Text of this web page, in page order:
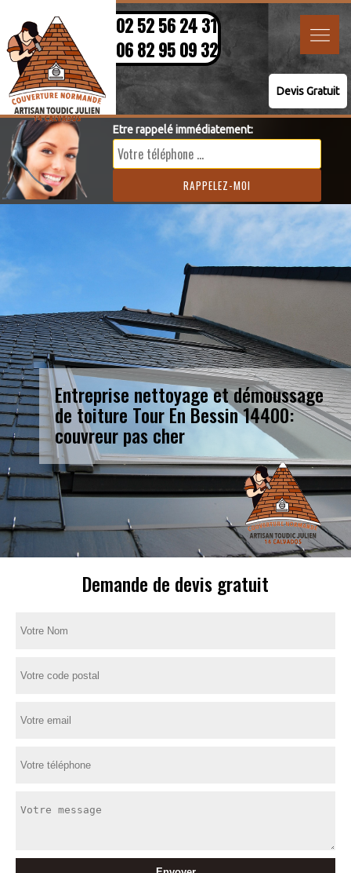
02 52 56 24 31
06 82 95 09 32
Devis Gratuit
Etre rappelé immédiatement:
Entreprise nettoyage et démoussage
de toiture Tour En Bessin 14400:
couvreur pas cher
Demande de devis gratuit